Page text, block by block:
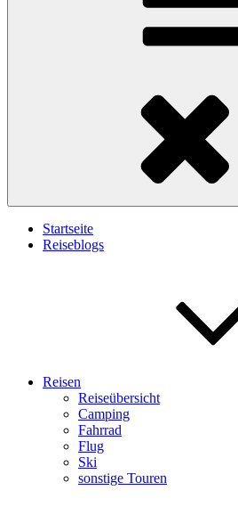
Startseite
Reiseblogs
Reisen
Reiseübersicht
Camping
Fahrrad
Flug
Ski
sonstige Touren